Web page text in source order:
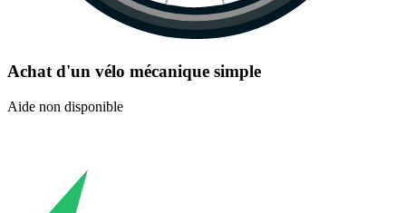
Achat d'un vélo mécanique simple
Aide non disponible